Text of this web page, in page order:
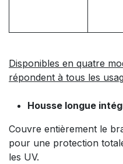
Disponibles en quatre
répondent à tous les
Housse longue
Couvre entièrement le
pour une protection
les UV.